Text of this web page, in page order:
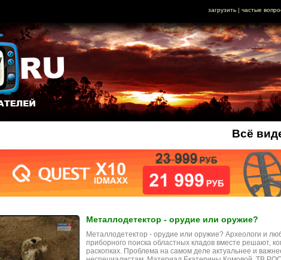
загрузить| частые
Всё
Металлодетектор - орудие или оружие?
Металлодетектор - орудие или оружие? Археологи и
приборного поиска областных кладов вместе решают,
раскопках. Проблема на самом деле актуальнее и